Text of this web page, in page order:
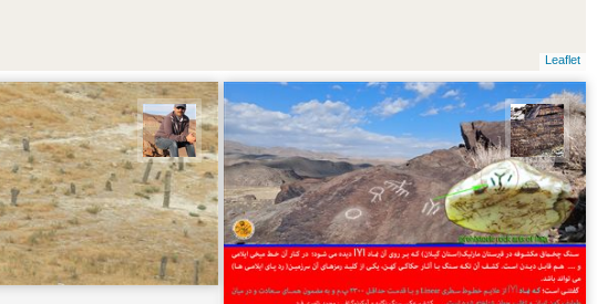
Leaflet
محمد ناصری فرد جمال زعیمی یزدی